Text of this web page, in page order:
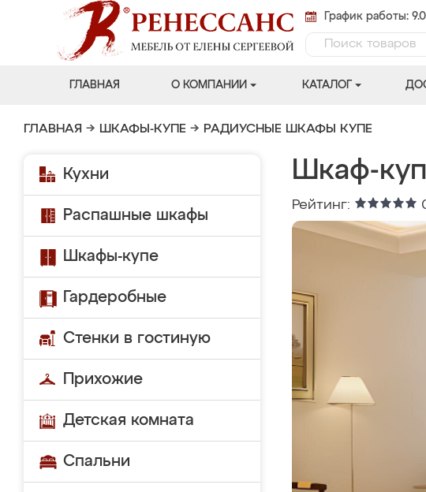
График работы:
ГЛАВНАЯ О КОМПАНИИ КАТАЛОГ
ГЛАВНАЯ → ШКАФЫ-КУПЕ → РАДИУСНЫЕ ШКАФЫ КУПЕ
Кухни
Распашные шкафы
Шкафы-купе
Гардеробные
Стенки в гостиную
Прихожие
Детская комната
Спальни
Шкаф-
Рейтинг: